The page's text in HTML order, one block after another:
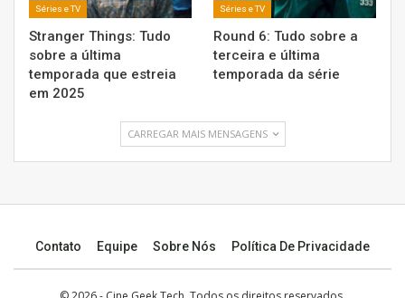
Séries e TV
Stranger Things: Tudo
sobre a última
temporada que estreia
em 2025
Séries e TV
Round 6: Tudo sobre a
terceira e última
temporada da série
CARREGAR MAIS MENSAGENS
Contato Equipe Sobre Nós Política De Privacidade